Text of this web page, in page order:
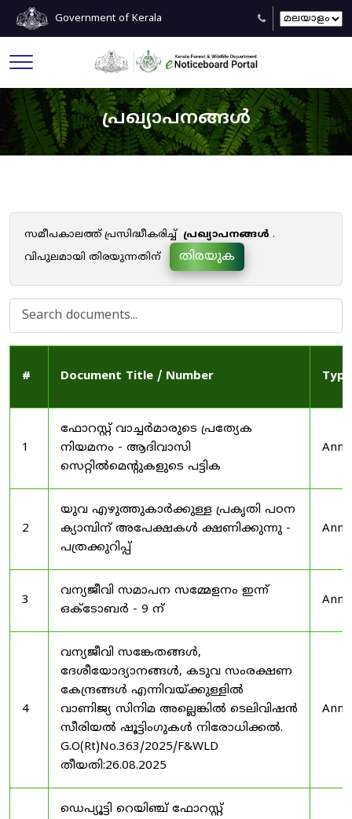
Government of Kerala
പ്രഖ്യാപനങ്ങൾ
സമീപകാലത്ത് പ്രസിദ്ധീകരിച്ച് പ്രഖ്യാപനങ്ങൾ .
വിപുലമായി തിരയുന്നതിന്
തിരയുക
# Document Title / Number Type
1
ഫോറസ്റ്റ് വാച്ചർമാരുടെ പ്രത്യേക
നിയമനം - ആദിവാസി
സെറ്റിൽമെന്റുകളുടെ പട്ടിക
2
യുവ എഴുത്തുകാർക്കുള്ള പ്രകൃതി പഠന
ക്യാമ്പിന് അപേക്ഷകൾ ക്ഷണിക്കുന്നു -
പത്രക്കുറിപ്പ്
3
വന്യജീവി സമാപന സമ്മേളനം ഇന്ന്
ഒക്ടോബർ - 9 ന്
4
വന്യജീവി സങ്കേതങ്ങൾ,
ദേശീയോദ്യാനങ്ങൾ, കടുവ സംരക്ഷണ
കേന്ദ്രങ്ങൾ എന്നിവയ്ക്കുള്ളിൽ
വാണിജ്യ സിനിമ അല്ലെങ്കിൽ ടെലിവിഷൻ
സീരിയൽ ഷൂട്ടിംഗുകൾ നിരോധിക്കൽ.
G.O(Rt)No.363/2025/F&WLD
തീയതി:26.08.2025
ഡെപ്യൂട്ടി റെയിഞ്ച് ഫോറസ്റ്റ്